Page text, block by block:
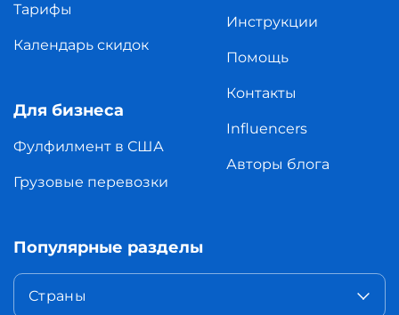
Тарифы
Календарь скидок
Для бизнеса
Фулфилмент в США
Грузовые перевозки
Инструкции
Помощь
Контакты
Influencers
Авторы блога
Популярные разделы
Страны